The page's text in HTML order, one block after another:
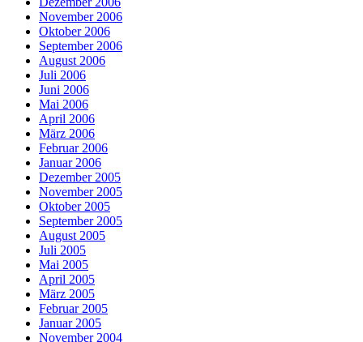
November 2006
Oktober 2006
September 2006
August 2006
Juli 2006
Juni 2006
Mai 2006
April 2006
März 2006
Februar 2006
Januar 2006
Dezember 2005
November 2005
Oktober 2005
September 2005
August 2005
Juli 2005
Mai 2005
April 2005
März 2005
Februar 2005
Januar 2005
November 2004